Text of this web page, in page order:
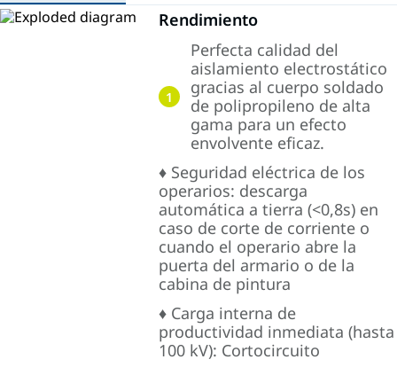
Rendimiento
1
Perfecta calidad del
aislamiento electrostático
gracias al cuerpo soldado
de polipropileno de alta
gama para un efecto
envolvente eficaz.
♦ Seguridad eléctrica de los
operarios: descarga
automática a tierra (<0,8s) en
caso de corte de corriente o
cuando el operario abre la
puerta del armario o de la
cabina de pintura
♦ Carga interna de
productividad inmediata (hasta
100 kV): Cortocircuito